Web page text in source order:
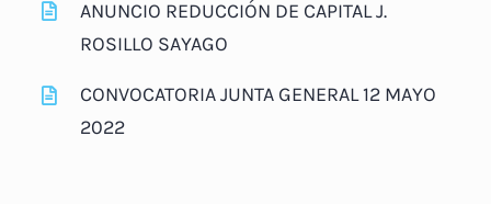
ANUNCIO REDUCCIÓN DE CAPITAL J.
ROSILLO SAYAGO
CONVOCATORIA JUNTA GENERAL 12 MAYO
2022